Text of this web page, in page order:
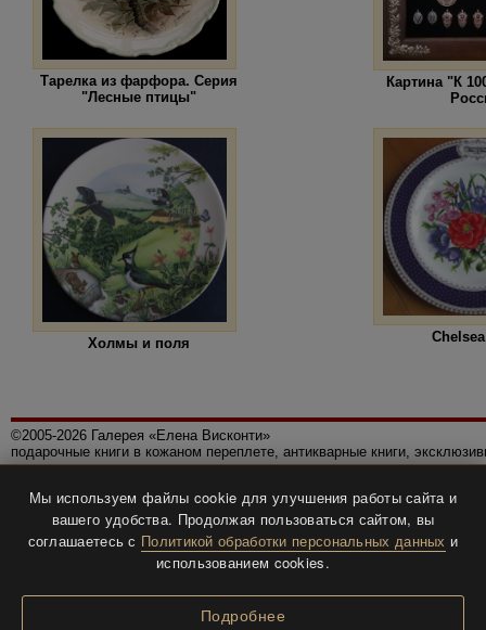
Тарелка из фарфора. Серия
"Лесные птицы"
Картина "К
Холмы и поля
©2005-2026 Галерея «Елена Висконти»
подарочные книги в кожаном переплете, антикварные книги,
Политика конфиденциальности
Все права защищены.
Разработка и дизайнBTV-info.
Мы используем файлы cookie для улучшения работы сайта и
вашего удобства. Продолжая пользоваться сайтом, вы
соглашаетесь с Политикой обработки персональных данных и
использованием cookies.
Подробнее